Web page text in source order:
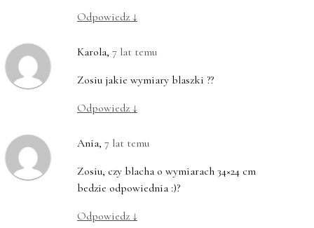
Odpowiedz ↓
Karola, 7 lat temu
Zosiu jakie wymiary blaszki ??
Odpowiedz ↓
Ania, 7 lat temu
Zosiu, czy blacha o wymiarach 34×24 cm
bedzie odpowiednia :)?
Odpowiedz ↓